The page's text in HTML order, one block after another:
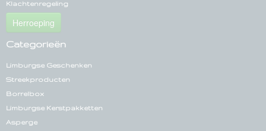
Klachtenregeling
Herroeping
Categorieën
Limburgse Geschenken
Streekproducten
Borrelbox
Limburgse Kerstpakketten
Asperge